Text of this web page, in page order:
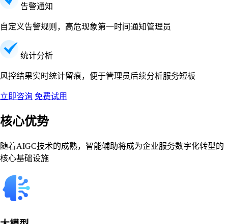
告警通知
自定义告警规则，高危现象第一时间通知管理员
统计分析
风控结果实时统计留痕，便于管理员后续分析服务短板
立即咨询 免费试用
核心优势
随着AIGC技术的成熟，智能辅助将成为企业服务数字化转型的
核心基础设施